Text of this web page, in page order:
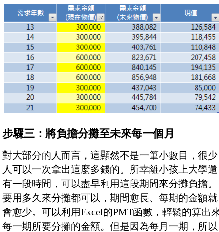
步驟三：將負擔分攤至未來每一個月
對大部分的人而言，這顯然不是一筆小數目，很少
人可以一次拿出這麼多錢的。所幸離小孩上大學還
有一段時間，可以盡早利用這段期間來分攤負擔。
要用多久來分攤都可以，期間愈長、每期的金額就
會愈少。可以利用Excel的PMT函數，輕鬆的算出
每一期所要分攤的金額。但是因為每月一期，所以